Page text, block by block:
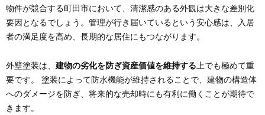
物件が競合する町田市において、清潔感のある外観は大きな差別化
要因となるでしょう。管理が行き届いているという安心感は、入居
者の満足度を高め、長期的な居住にもつながります。
外壁塗装は、 建物の劣化を防ぎ資産価値を維持する 上でも極めて重
要です。 塗装によって防水機能が維持されることで、建物の構造体
へのダメージを防ぎ、将来的な売却時にも有利に働くことが期待で
きます。